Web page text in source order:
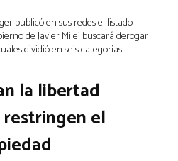
publicó en sus redes el listado
de Javier Milei buscará derogar
dividió en seis categorías.
la libertad
el